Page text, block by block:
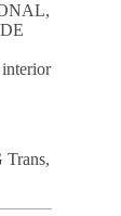
Trans,